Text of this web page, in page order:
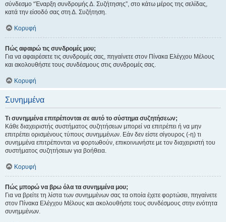
σύνδεσμο “Έναρξη συνδρομής Δ. Συζήτησης”, στο κάτω μέρος της σελίδας,
κατά την είσοδό σας στη Δ. Συζήτηση.
Κορυφή
Πώς αφαιρώ τις συνδρομές μου;
Για να αφαιρέσετε τις συνδρομές σας, πηγαίνετε στον Πίνακα Ελέγχου Μέλους
και ακολουθήστε τους συνδέσμους στις συνδρομές σας.
Κορυφή
Συνημμένα
Τι συνημμένα επιτρέπονται σε αυτό το σύστημα συζητήσεων;
Κάθε διαχειριστής συστήματος συζητήσεων μπορεί να επιτρέπει ή να μην
επιτρέπει ορισμένους τύπους συνημμένων. Εάν δεν είστε σίγουρος (-η) τι
συνημμένα επιτρέπονται να φορτωθούν, επικοινωνήστε με τον διαχειριστή του
συστήματος συζητήσεων για βοήθεια.
Κορυφή
Πώς μπορώ να βρω όλα τα συνημμένα μου;
Για να βρείτε τη λίστα των συνημμένων σας τα οποία έχετε φορτώσει, πηγαίνετε
στον Πίνακα Ελέγχου Μέλους και ακολουθήστε τους συνδέσμους στην ενότητα
συνημμένων.